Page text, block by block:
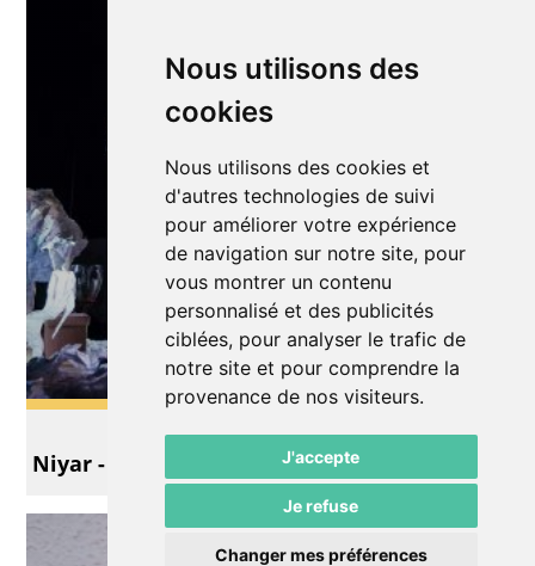
Nous utilisons des
cookies
Nous utilisons des cookies et
d'autres technologies de suivi
pour améliorer votre expérience
de navigation sur notre site, pour
vous montrer un contenu
personnalisé et des publicités
ciblées, pour analyser le trafic de
notre site et pour comprendre la
provenance de nos visiteurs.
J'accepte
Je refuse
Changer mes préférences
Niyar - un conte de papier